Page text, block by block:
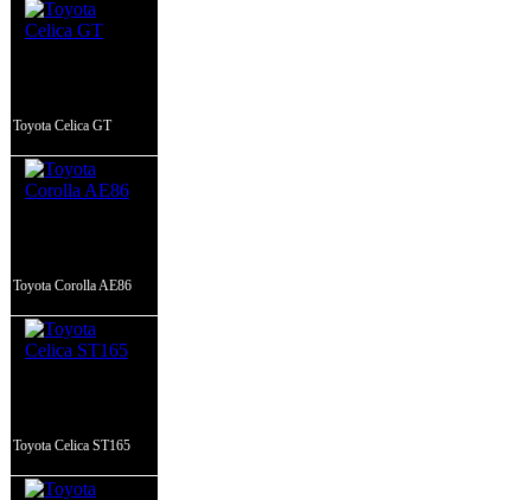
Toyota Celica GT
Toyota Corolla AE86
Toyota Celica ST165